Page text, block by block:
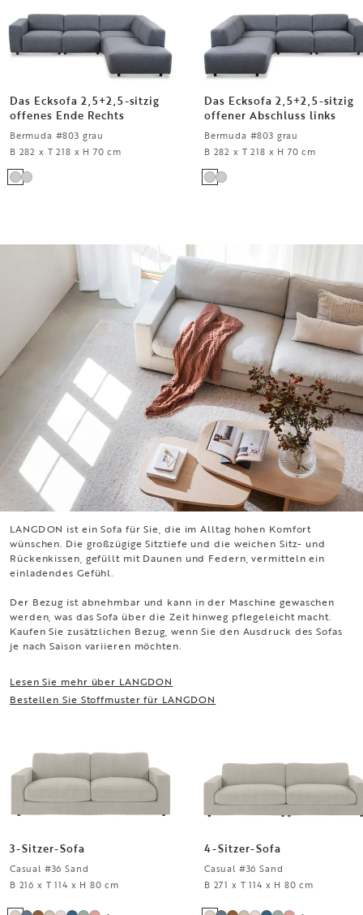
Das Ecksofa 2,5+2,5-sitzig
offenes Ende Rechts
Bermuda #803 grau
B 282 x T 218 x H 70 cm
Das Ecksofa 2,5+2,5-sitzig
offener Abschluss links
Bermuda #803 grau
B 282 x T 218 x H 70 cm
LANGDON
LANGDON ist ein Sofa für Sie, die im Alltag hohen Komfort
wünschen. Die großzügige Sitztiefe und die weichen Sitz- und
Rückenkissen, gefüllt mit Daunen und Federn, vermitteln ein
einladendes Gefühl.
Der Bezug ist abnehmbar und kann in der Maschine gewaschen
werden, was das Sofa über die Zeit hinweg pflegeleicht macht.
Kaufen Sie zusätzlichen Bezug, wenn Sie den Ausdruck des Sofas
je nach Saison variieren möchten.
Lesen Sie mehr über LANGDON
Bestellen Sie Stoffmuster für LANGDON
3-Sitzer-Sofa
Casual #36 Sand
B 216 x T 114 x H 80 cm
4-Sitzer-Sofa
Casual #36 Sand
B 271 x T 114 x H 80 cm